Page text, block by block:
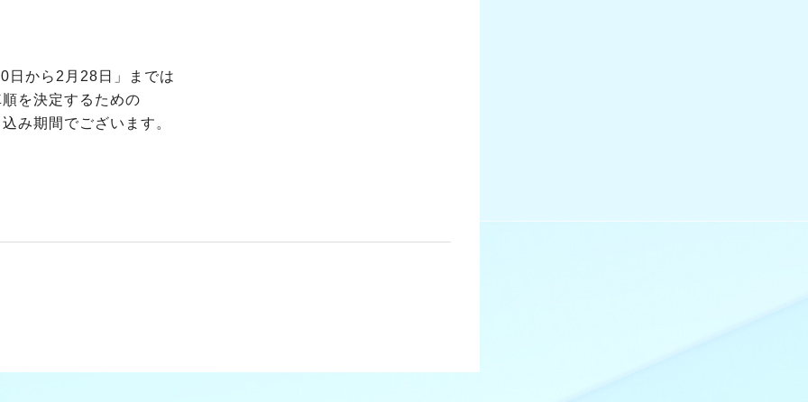
日から2月28日」までは
を決定するための
み期間でございます。